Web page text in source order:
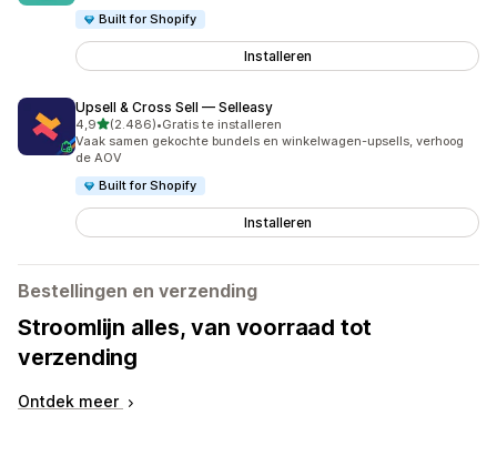
Built for Shopify
Installeren
Upsell & Cross Sell — Selleasy
4,9van 5 sterren
(2.486)
2486 recensies in totaal
•Gratis te installeren
Vaak samen gekochte bundels en winkelwagen-upsells, verhoog
de AOV
Built for Shopify
Installeren
Bestellingen en verzending
Stroomlijn alles, van voorraad tot
verzending
Ontdek meer